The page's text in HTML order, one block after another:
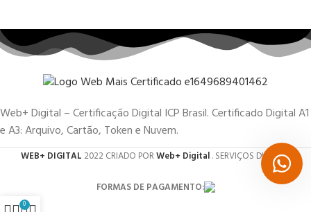
Web+ Digital – Certificação Digital ICP Brasil. Certificado Digital A1
e A3: Arquivo, Cartão, Token e Nuvem.
WEB+ DIGITAL 2022 CRIADO PORWeb+ Digital. SERVIÇOS DIGITAIS.
FORMAS DE PAGAMENTO:
0